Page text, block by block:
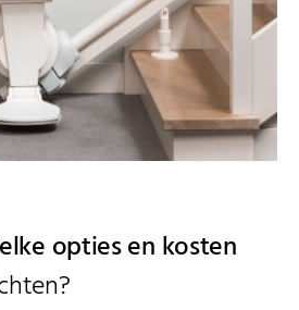
opties en kosten